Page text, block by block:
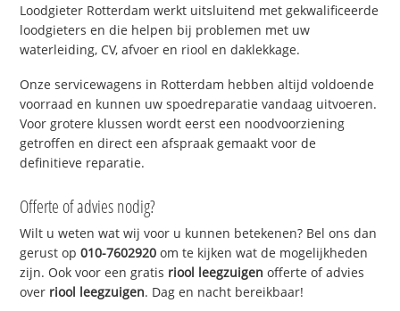
Loodgieter Rotterdam werkt uitsluitend met gekwalificeerde
loodgieters en die helpen bij problemen met uw
waterleiding, CV, afvoer en riool en daklekkage.
Onze servicewagens in Rotterdam hebben altijd voldoende
voorraad en kunnen uw spoedreparatie vandaag uitvoeren.
Voor grotere klussen wordt eerst een noodvoorziening
getroffen en direct een afspraak gemaakt voor de
definitieve reparatie.
Offerte of advies nodig?
Wilt u weten wat wij voor u kunnen betekenen? Bel ons dan
gerust op010-7602920 om te kijken wat de mogelijkheden
zijn. Ook voor een gratis riool leegzuigen offerte of advies
over riool leegzuigen. Dag en nacht bereikbaar!